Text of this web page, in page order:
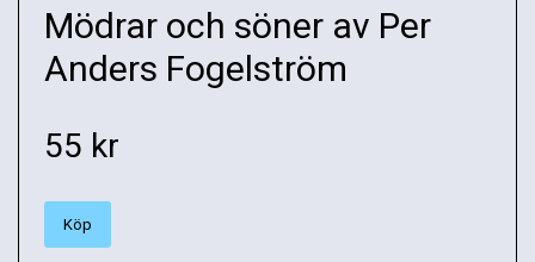
Mödrar och söner av Per
Anders Fogelström
55 kr
Köp